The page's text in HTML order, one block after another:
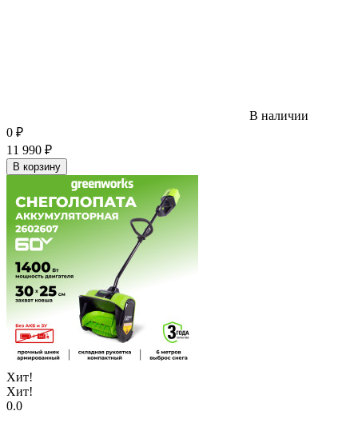
В наличии
0 ₽
11 990 ₽
В корзину
Хит!
Хит!
0.0